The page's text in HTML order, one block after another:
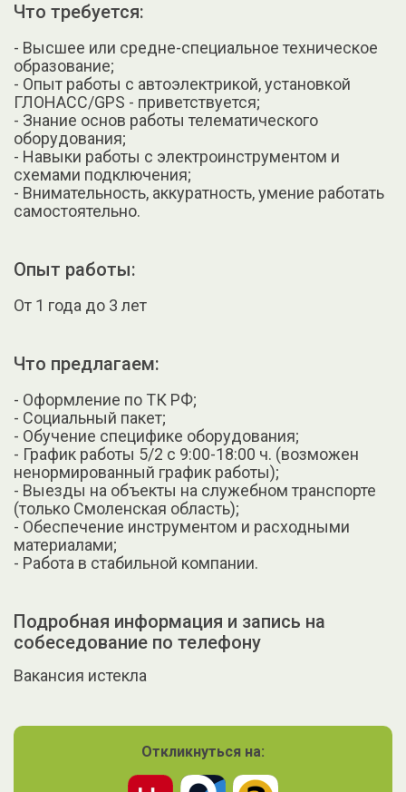
Что требуется:
- Высшее или средне-специальное техническое
образование;
- Опыт работы с автоэлектрикой, установкой
ГЛОНАСС/GPS - приветствуется;
- Знание основ работы телематического
оборудования;
- Навыки работы с электроинструментом и
схемами подключения;
- Внимательность, аккуратность, умение работать
самостоятельно.
Опыт работы:
От 1 года до 3 лет
Что предлагаем:
- Оформление по ТК РФ;
- Социальный пакет;
- Обучение специфике оборудования;
- График работы 5/2 с 9:00-18:00 ч. (возможен
ненормированный график работы);
- Выезды на объекты на служебном транспорте
(только Смоленская область);
- Обеспечение инструментом и расходными
материалами;
- Работа в стабильной компании.
Подробная информация и запись на
собеседование по телефону
Вакансия истекла
Откликнуться на: